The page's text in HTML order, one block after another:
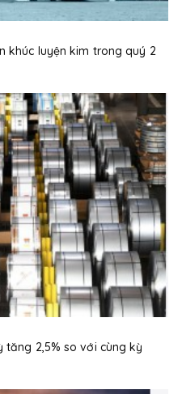
khúc luyện kim trong quý 2
tăng 2,5% so với cùng kỳ